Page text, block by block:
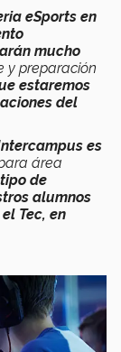
eSports en
mucho
y preparación
estaremos
del
es
área
de
alumnos
Tec, en